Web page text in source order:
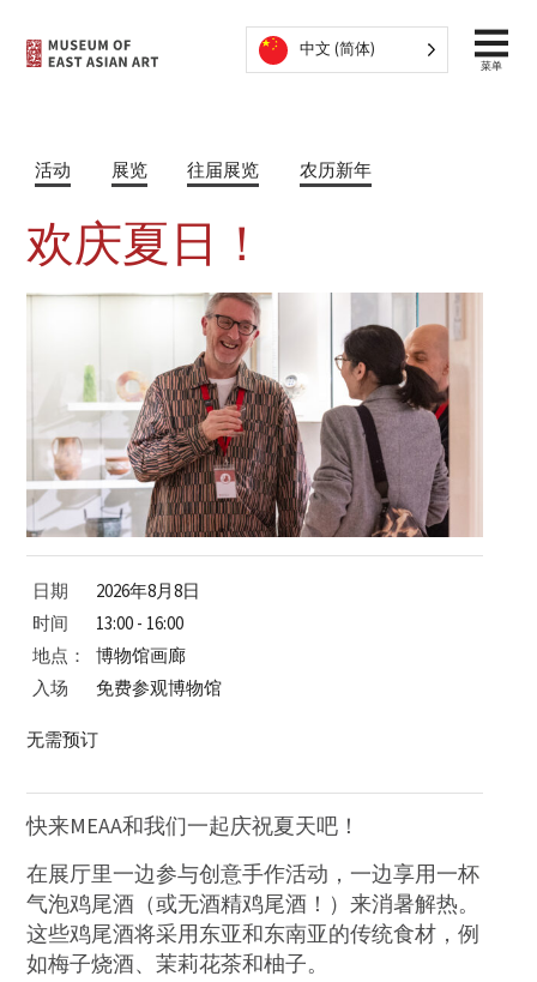
中文 (简体)
菜单
活动 展览 往届展览 农历新年
欢庆夏日！
日期
2026年8月8日
时间
13:00 - 16:00
地点：
博物馆画廊
入场
免费参观博物馆
无需预订
快来MEAA和我们一起庆祝夏天吧！
在展厅里一边参与创意手作活动，一边享用一杯
气泡鸡尾酒（或无酒精鸡尾酒！）来消暑解热。
这些鸡尾酒将采用东亚和东南亚的传统食材，例
如梅子烧酒、茉莉花茶和柚子。